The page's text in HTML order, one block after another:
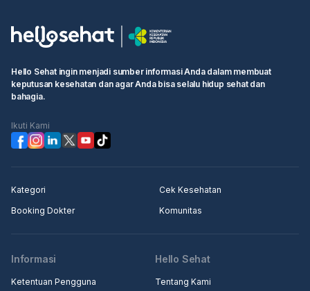
Hello Sehat ingin menjadi sumber informasi Anda dalam membuat
keputusan kesehatan dan agar Anda bisa selalu hidup sehat dan
bahagia.
Ikuti Kami
Kategori
Cek Kesehatan
Booking Dokter
Komunitas
Informasi
Ketentuan Pengguna
Hello Sehat
Tentang Kami